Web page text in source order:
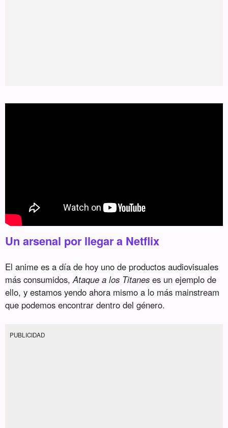
Un arsenal por llegar a Netflix
El anime es a día de hoy uno de productos audiovisuales
más consumidos,Ataque a los Titanes es un ejemplo de
ello, y estamos yendo ahora mismo a lo más mainstream
que podemos encontrar dentro del género.
PUBLICIDAD